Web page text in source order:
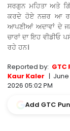
ਸਰਗੁਨ ਮਹਿਤਾ ਅਤੇ
ਕਰਦੇ ਹੋਏ ਨਜ਼ਰ ਆ ਰਹੇ
ਆਪਣੀਆਂ ਅਦਾਵਾਂ ਦੇ
ਚਾਰਾਂ ਦਾ ਇਹ ਵੀਡੀਓ
ਰਹੇ ਹਨ।
Reported by: GTC
Kaur Kaler |
2026 05:02 PM
Add GTC